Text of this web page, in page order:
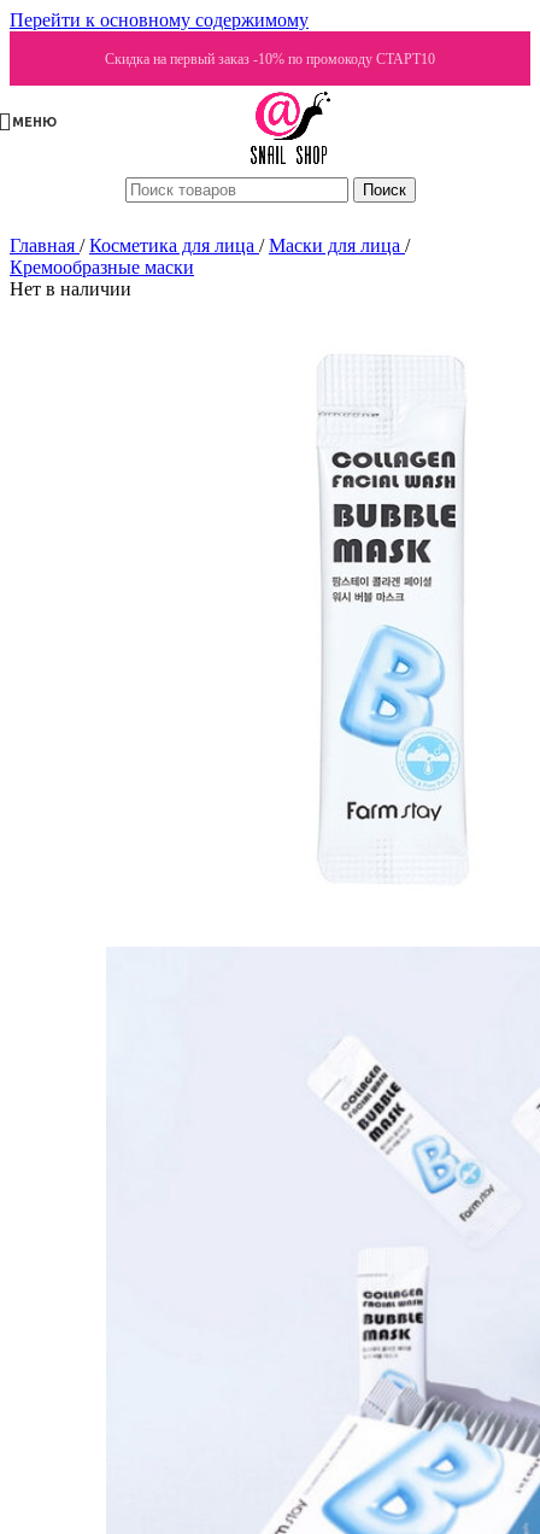
Перейти к основному содержимому
Скидка на первый заказ -10% по промокоду СТАРТ10
МЕНЮ
Поиск
Главная / Косметика для лица / Маски для лица /
Кремообразные маски
Нет в наличии